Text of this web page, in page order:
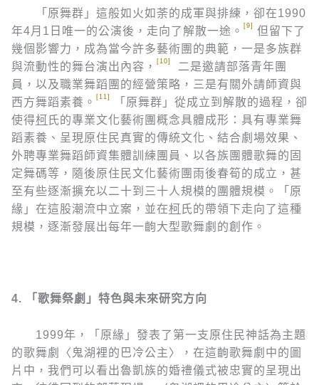
「原舞群」這般如火如荼的成軍與排練，卻在1990
年4月1日唯一的公演後，走向了解散一途。
[9]
但留下了
幾個影響力，成為當今許多藝術團的典範，一是多族群
與流動性的舞台演出內容，
[10]
二是邀請部落青年團
員，以及職業舞蹈團的經營策略，三是有關外請師資與
西方舞蹈素養。
[11]
「原舞群」從成立到解散的過程，卻
使得柯 氏的專業文化藝術團概念具體成形：具有專業舞
蹈素養、呈現原住民真實的傳統文化、結合劇場效果、
外聘專業舞蹈師資集體訓練團員、以各族團體歌舞的固
定舞碼等，隨後原住民文化藝術團雨後春筍的成立，甚
至有些逐漸擴充以二十到三十人規模的團體規模。「原
緣」在這股潮流中立案，並在柯 氏的帶領下走向了這種
規模，逐漸發展出每年一齣大型歌舞劇的創作。
4. 「歌舞祭劇」特色與未來研究方向
1999年，「原緣」發表了第一支原住民神話為主題
的歌舞劇〈鬼湖裡的巴冷公主〉，在這齣歌舞劇中的圖
片中，我們可以看出魯凱族的婚禮儀式被忠實的呈現出